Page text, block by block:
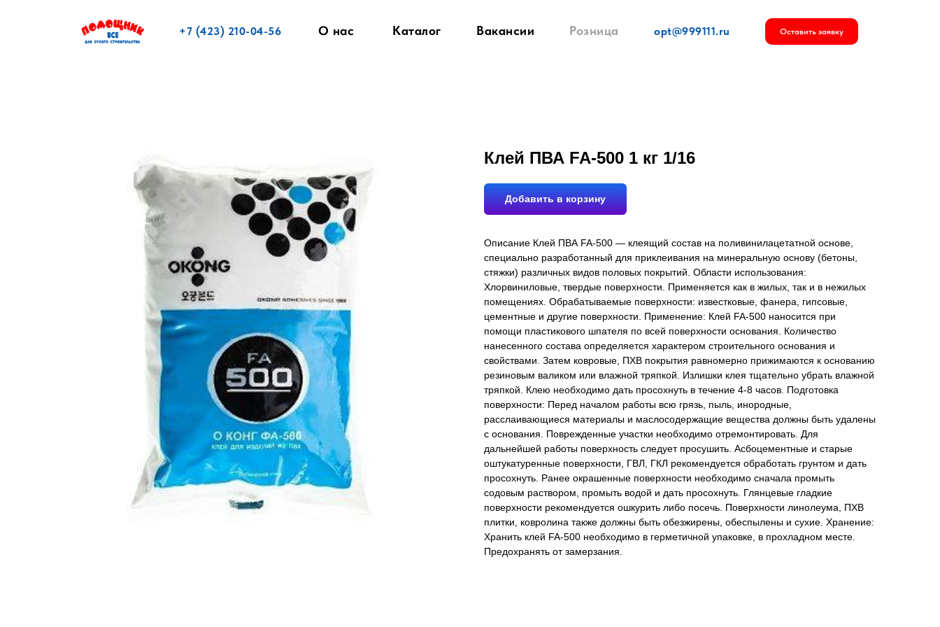
+7 (423) 210-04-56 Оставить заявку
opt@999111.ru
О нас Каталог Вакансии Розница
Клей ПВА FA-500 1 кг 1/16
Добавить в корзину
Описание Клей ПВА FA-500 — клеящий состав на поливинилацетатной основе,
специально разработанный для приклеивания на минеральную основу (бетоны,
стяжки) различных видов половых покрытий. Области использования:
Хлорвиниловые, твердые поверхности. Применяется как в жилых, так и в нежилых
помещениях. Обрабатываемые поверхности: известковые, фанера, гипсовые,
цементные и другие поверхности. Применение: Клей FA-500 наносится при
помощи пластикового шпателя по всей поверхности основания. Количество
нанесенного состава определяется характером строительного основания и
свойствами. Затем ковровые, ПХВ покрытия равномерно прижимаются к основанию
резиновым валиком или влажной тряпкой. Излишки клея тщательно убрать влажной
тряпкой. Клею необходимо дать просохнуть в течение 4-8 часов. Подготовка
поверхности: Перед началом работы всю грязь, пыль, инородные,
расслаивающиеся материалы и маслосодержащие вещества должны быть удалены
с основания. Поврежденные участки необходимо отремонтировать. Для
дальнейшей работы поверхность следует просушить. Асбоцементные и старые
оштукатуренные поверхности, ГВЛ, ГКЛ рекомендуется обработать грунтом и дать
просохнуть. Ранее окрашенные поверхности необходимо сначала промыть
содовым раствором, промыть водой и дать просохнуть. Глянцевые гладкие
поверхности рекомендуется ошкурить либо посечь. Поверхности линолеума, ПХВ
плитки, ковролина также должны быть обезжирены, обеспылены и сухие. Хранение:
Хранить клей FA-500 необходимо в герметичной упаковке, в прохладном месте.
Предохранять от замерзания.